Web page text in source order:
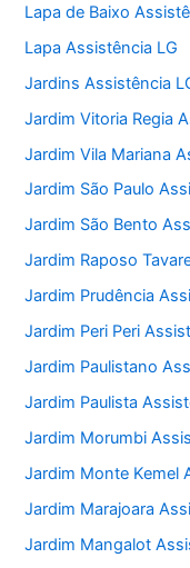
Lapa de Baixo
Lapa Assistência LG
Jardins Assistência
Jardim Vitoria Regia
Jardim Vila Mariana
Jardim São Paulo
Jardim São Bento
Jardim Raposo
Jardim Prudência
Jardim Peri Peri
Jardim Paulistano
Jardim Paulista
Jardim Morumbi
Jardim Monte Kemel
Jardim Marajoara
Jardim Mangalot